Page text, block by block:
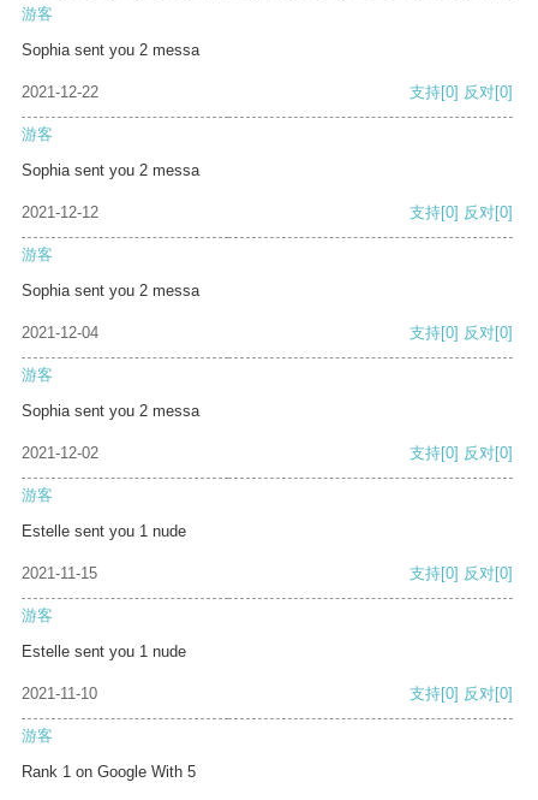
游客
Sophia sent you 2 messa
2021-12-22 支持[0] 反对[0]
游客
Sophia sent you 2 messa
2021-12-12 支持[0] 反对[0]
游客
Sophia sent you 2 messa
2021-12-04 支持[0] 反对[0]
游客
Sophia sent you 2 messa
2021-12-02 支持[0] 反对[0]
游客
Estelle sent you 1 nude
2021-11-15 支持[0] 反对[0]
游客
Estelle sent you 1 nude
2021-11-10 支持[0] 反对[0]
游客
Rank 1 on Google With 5